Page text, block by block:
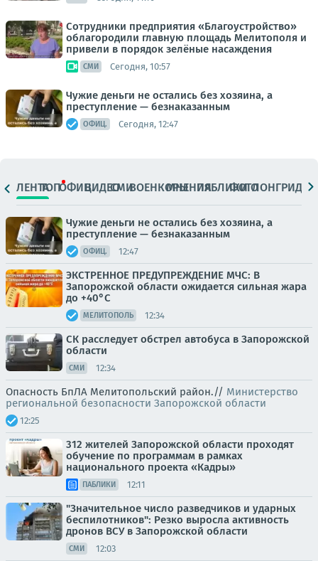
Сотрудники предприятия «Благоустройство»
облагородили главную площадь Мелитополя и
привели в порядок зелёные насаждения
СМИ Сегодня, 10:57
Чужие деньги не остались без хозяина, а
преступление — безнаказанным
ОФИЦ. Сегодня, 12:47
ЛЕНТАТОПОФИЦ.ВИДЕОСМИВОЕНКОРЫМНЕНИЯПАБЛИКИ
ФОТОЛОНГРИДЫ
Чужие деньги не остались без хозяина, а
преступление — безнаказанным
ОФИЦ. 12:47
ЭКСТРЕННОЕ ПРЕДУПРЕЖДЕНИЕ МЧС: В
Запорожской области ожидается сильная жара
до +40°C
МЕЛИТОПОЛЬ 12:34
СК расследует обстрел автобуса в Запорожской
области
СМИ 12:34
Опасность БпЛА Мелитопольский район.// Министерство
региональной безопасности Запорожской области
12:25
312 жителей Запорожской области проходят
обучение по программам в рамках
национального проекта «Кадры»
ПАБЛИКИ 12:11
"Значительное число разведчиков и ударных
беспилотников": Резко выросла активность
дронов ВСУ в Запорожской области
СМИ 12:03